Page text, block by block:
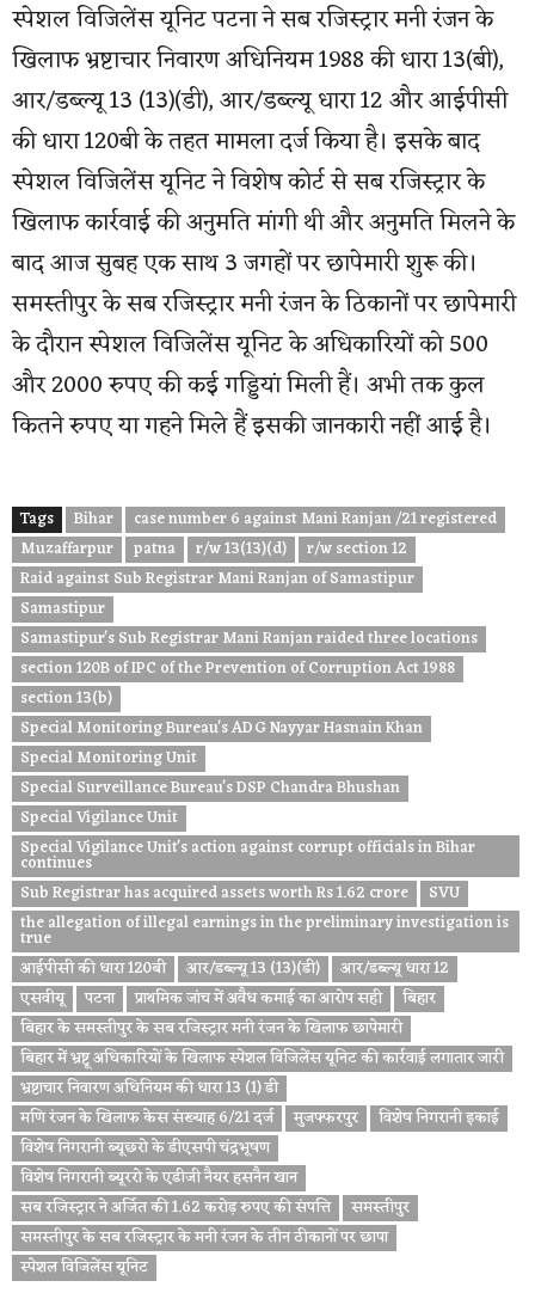
स्पेशल विजिलेंस यूनिट पटना ने सब रजिस्ट्रार मनी रंजन के
खिलाफ भ्रष्टाचार निवारण अधिनियम 1988 की धारा 13(बी),
आर/डब्ल्यू 13 (13)(डी), आर/डब्ल्यू धारा 12 और आईपीसी
की धारा 120बी के तहत मामला दर्ज किया है। इसके बाद
स्पेशल विजिलेंस यूनिट ने विशेष कोर्ट से सब रजिस्ट्रार के
खिलाफ कार्रवाई की अनुमति मांगी थी और अनुमति मिलने के
बाद आज सुबह एक साथ 3 जगहों पर छापेमारी शुरू की।
समस्तीपुर के सब रजिस्ट्रार मनी रंजन के ठिकानों पर छापेमारी
के दौरान स्पेशल विजिलेंस यूनिट के अधिकारियों को 500
और 2000 रुपए की कई गड्डियां मिली हैं। अभी तक कुल
कितने रुपए या गहने मिले हैं इसकी जानकारी नहीं आई है।
Tags Bihar
case number 6 against Mani Ranjan /21 registered
Muzaffarpur
patna r/w 13(13)(d)
r/w section 12
Raid against Sub Registrar Mani Ranjan of Samastipur
Samastipur
Samastipur's Sub Registrar Mani Ranjan raided three locations
section 120B of IPC of the Prevention of Corruption Act 1988
section 13(b)
Special Monitoring Bureau's ADG Nayyar Hasnain Khan
Special Monitoring Unit
Special Surveillance Bureau's DSP Chandra Bhushan
Special Vigilance Unit
Special Vigilance Unit's action against corrupt officials in Bihar
continues
Sub Registrar has acquired assets worth Rs 1.62 crore
SVU
the allegation of illegal earnings in the preliminary investigation is
true
आईपीसी की धारा 120बी
आर/डब्ल्यू 13 (13)(डी)
आर/डब्ल्यू धारा 12
एसवीयू
पटना प्राथमिक जांच में अवैध कमाई का आरोप सही
बिहार
बिहार के समस्तीपुर के सब रजिस्ट्रार मनी रंजन के खिलाफ छापेमारी
बिहार में भ्रष्टू अधिकारियों के खिलाफ स्पेशल विजिलेंस यूनिट की कार्रवाई लगातार जारी
भ्रष्टाचार निवारण अधिनियम की धारा 13 (1) डी
मणि रंजन के खिलाफ केस संख्याह 6/21 दर्ज
मुजफ्फरपुर
विशेष निगरानी इकाई
विशेष निगरानी ब्यूछरो के डीएसपी चंद्रभूषण
विशेष निगरानी ब्यूररो के एडीजी नैयर हसनैन खान
सब रजिस्ट्रार ने अर्जित की 1.62 करोड़ रुपए की संपत्ति
समस्तीपुर
समस्तीपुर के सब रजिस्ट्रार के मनी रंजन के तीन ठीकानों पर छापा
स्पेशल विजिलेंस यूनिट